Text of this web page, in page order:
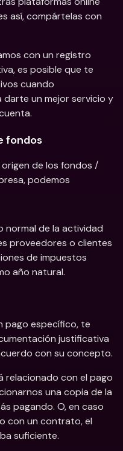
así, compártelas con
con un registro
es posible que te
cuando
un mejor servicio y
fondos
de los fondos /
podemos
normal de la actividad
proveedores o clientes
de impuestos
año natural.
pago específico, te
justificativa
con su concepto.
relacionado con el pago
una copia de la
pagando. O, en caso
con un contrato, el
suficiente.